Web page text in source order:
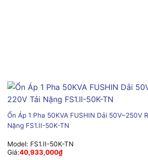
Ổn Áp 1 Pha 50KVA FUSHIN Dải 50V~250V
Nặng FS1.II-50K-TN
Model: FS1.II-50K-TN
Giá:40,933,000₫